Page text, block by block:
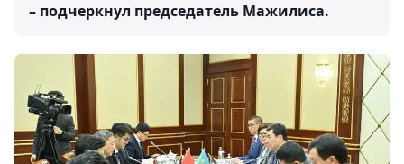
– подчеркнул председатель Мажилиса.